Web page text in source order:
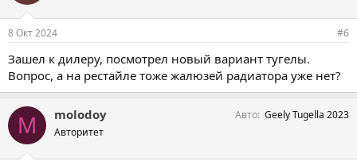
8 Окт 2024 #6
Зашел к дилеру, посмотрел новый вариант тугелы.
Вопрос, а на рестайле тоже жалюзей радиатора уже нет?
M molodoy
Авторитет
Авто Geely Tugella 2023